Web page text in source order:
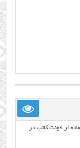
از فونت کاتب در